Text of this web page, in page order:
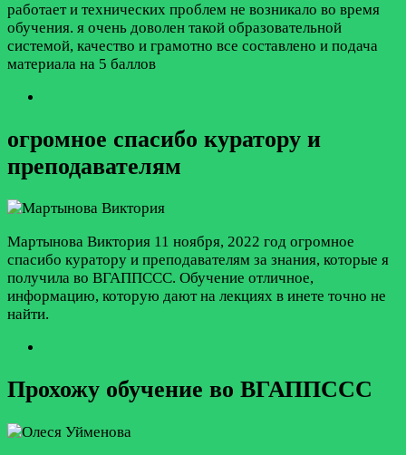
работает и технических проблем не возникало во время
обучения. я очень доволен такой образовательной
системой, качество и грамотно все составлено и подача
материала на 5 баллов
огромное спасибо куратору и
преподавателям
Мартынова Виктория 11 ноября, 2022 год огромное
спасибо куратору и преподавателям за знания, которые я
получила во ВГАППССС. Обучение отличное,
информацию, которую дают на лекциях в инете точно не
найти.
Прохожу обучение во ВГАППССС